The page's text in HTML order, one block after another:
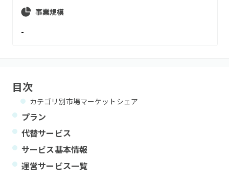
事業規模
-
目次
カテゴリ別市場マーケットシェア
プラン
代替サービス
サービス基本情報
運営サービス一覧